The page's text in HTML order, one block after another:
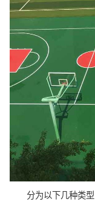
分为以下几种类型